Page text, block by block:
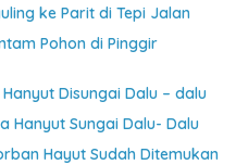
ke Parit di Tepi Jalan
Pohon di Pinggir
Disungai Dalu – dalu
Hanyut Sungai Dalu- Dalu
Hayut Sudah Ditemukan